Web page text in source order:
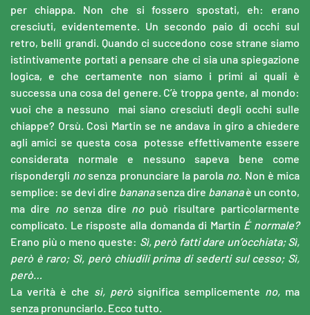
per chiappa. Non che si fossero spostati, eh: erano
cresciuti, evidentemente. Un secondo paio di occhi sul
retro, belli grandi. Quando ci succedono cose strane siamo
istintivamente portati a pensare che ci sia una spiegazione
logica, e che certamente non siamo i primi ai quali è
successa una cosa del genere. C’è troppa gente, al mondo:
vuoi che a nessuno mai siano cresciuti degli occhi sulle
chiappe? Orsù. Così Martin se ne andava in giro a chiedere
agli amici se questa cosa potesse effettivamente essere
considerata normale e nessuno sapeva bene come
rispondergli nosenza pronunciare la parola no. Non è mica
semplice: se devi dire bananasenza dire bananaè un conto,
ma dire nosenza dire nopuò risultare particolarmente
complicato. Le risposte alla domanda di Martin É normale?
Erano più o meno queste: Sì, però fatti dare un’occhiata; Sì,
però è raro; Sì, però chiudili prima di sederti sul cesso; Sì,
però…
La verità è che sì, però significa semplicemente no, ma
senza pronunciarlo. Ecco tutto.